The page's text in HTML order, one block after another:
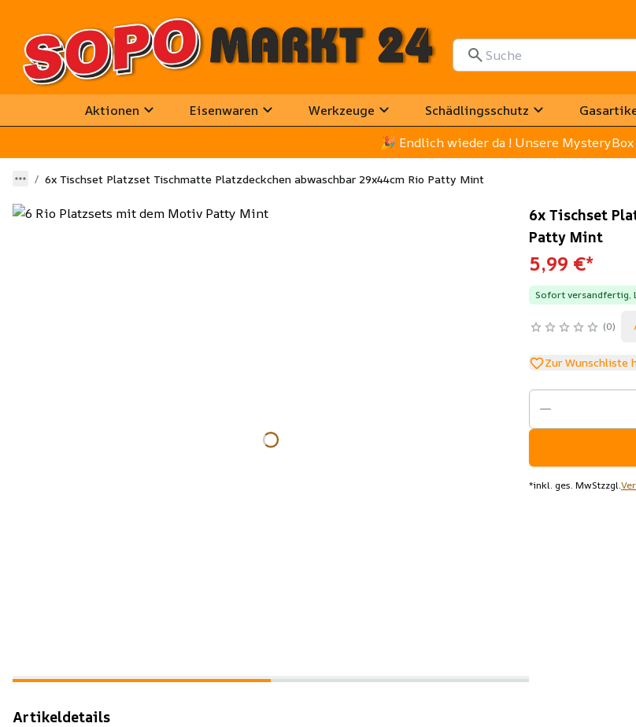
Aktionen Eisenwaren Werkzeuge Schädlingsschutz
🎉 Endlich wieder da ! Unsere MysteryBox
6x Tischset Platzset Tischmatte Platzdeckchen abwaschbar 29x44cm Rio Patty Mint
6x Tischset
Patty Mint
5,99 €*
Sofort versandfertig,
0
Zur Wunschliste
*inkl. ges. MwStzzgl.
Artikeldetails